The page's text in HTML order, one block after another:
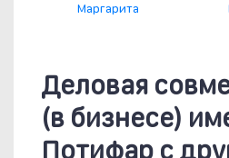
Маргарита
Деловая
(в бизнесе)
Потифар с